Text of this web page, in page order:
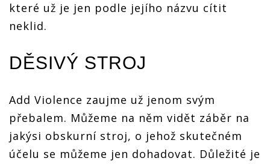
které už je jen podle jejího názvu cítit
neklid.
DĚSIVÝ STROJ
Add Violence zaujme už jenom svým
přebalem. Můžeme na něm vidět záběr na
jakýsi obskurní stroj, o jehož skutečném
účelu se můžeme jen dohadovat. Důležité je